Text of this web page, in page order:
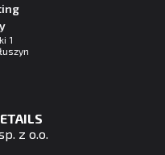
1
z o.o.